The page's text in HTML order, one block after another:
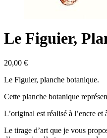
Le Figuier,
20,00 €
Le Figuier, planche botanique.
Cette planche botanique
L’original est réalisé à l’encre et
Le tirage d’art que je vous